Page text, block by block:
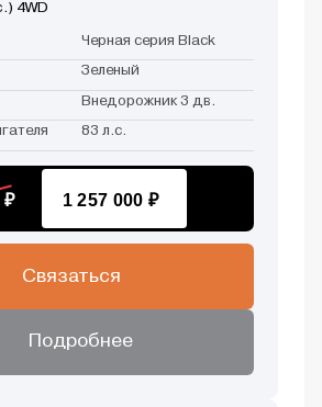
4WD
Черная серия Black
Зеленый
Внедорожник 3 дв.
83 л.с.
₽ 1 257 000 ₽
Связаться
Подробнее